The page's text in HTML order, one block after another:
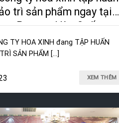
trì sản phẩm ngay tại
ty Paseco Hàn Quốc
TY HOA XINH đang TẬP HUẤN
SẢN PHẨM [...]
XEM THÊM